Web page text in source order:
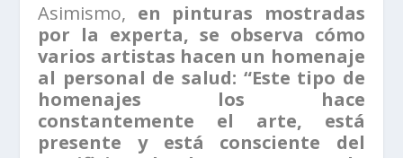
Asimismo, en pinturas mostradas
por la experta, se observa cómo
varios artistas hacen un homenaje
al personal de salud: “Este tipo de
homenajes los hace
constantemente el arte, está
presente y está consciente del